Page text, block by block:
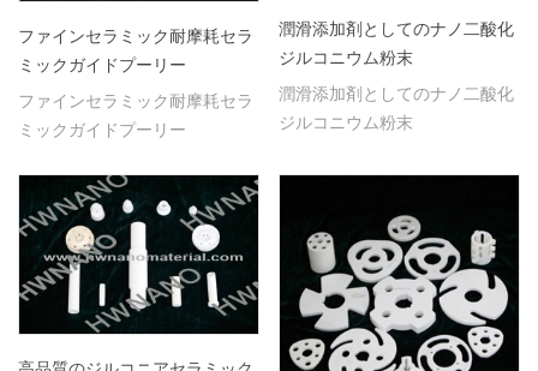
ファインセラミック耐摩耗セラ
ミックガイドプーリー
ファインセラミック耐摩耗セラ
ミックガイドプーリー
潤滑添加剤としてのナノ二酸化
ジルコニウム粉末
潤滑添加剤としてのナノ二酸化
ジルコニウム粉末